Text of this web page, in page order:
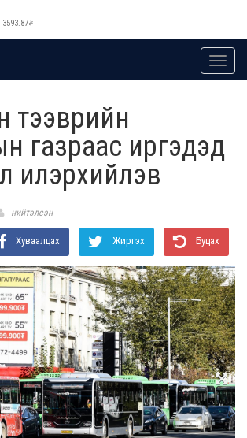
3593.87₮
тээврийн
газраас иргэдэд
илэрхийлэв
нийтэлсэн
Хуваалцах Жиргэх Буцах